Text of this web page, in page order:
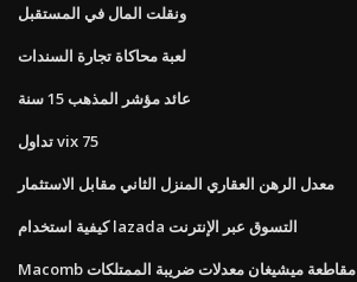
ونقلت المال في المستقبل
لعبة محاكاة تجارة السندات
عائد مؤشر المذهب 15 سنة
تداول vix 75
معدل الرهن العقاري المنزل الثاني مقابل الاستثمار
كيفية استخدام lazada التسوق عبر الإنترنت
Macomb مقاطعة ميشيغان معدلات ضريبة الممتلكات